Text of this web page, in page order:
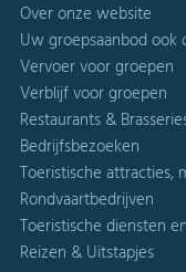
Over onze website
Uw groepsaanbod ook
Vervoer voor groepen
Verblijf voor groepen
Restaurants &
Bedrijfsbezoeken
Toeristische attracties,
Rondvaartbedrijven
Toeristische diensten
Reizen & Uitstapjes